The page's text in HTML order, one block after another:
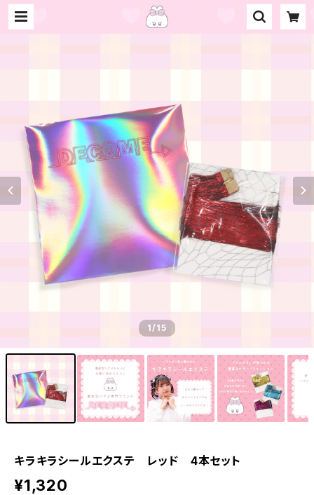
1/15
キラキラシールエクステ レッド 4本セット
¥1,320